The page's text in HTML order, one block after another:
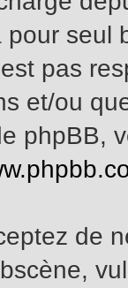
pour seul
pas
et/ou
phpBB,
de